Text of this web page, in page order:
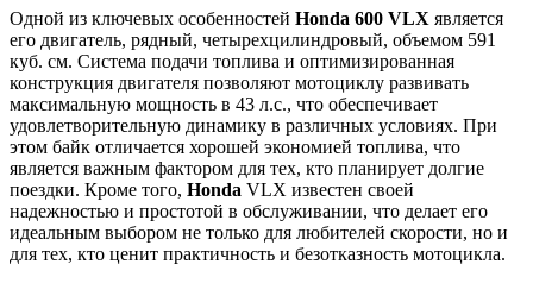
Одной из ключевых особенностей Honda 600 VLX является
его двигатель, рядный, четырехцилиндровый, объемом 591
куб. см. Система подачи топлива и оптимизированная
конструкция двигателя позволяют мотоциклу развивать
максимальную мощность в 43 л.с., что обеспечивает
удовлетворительную динамику в различных условиях. При
этом байк отличается хорошей экономией топлива, что
является важным фактором для тех, кто планирует долгие
поездки. Кроме того, Honda VLX известен своей
надежностью и простотой в обслуживании, что делает его
идеальным выбором не только для любителей скорости, но и
для тех, кто ценит практичность и безотказность мотоцикла.